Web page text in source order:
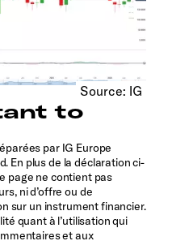
Source: IG
to
par IG Europe
En plus de la déclaration ci-
page ne contient pas
ni d’offre ou de
sur un instrument financier.
quant à l’utilisation qui
et aux